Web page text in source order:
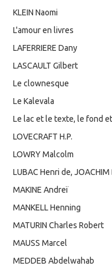
KLEIN Naomi
L'amour en livres
LAFERRIERE Dany
LASCAULT Gilbert
Le clownesque
Le Kalevala
Le lac et le texte, le fond
LOVECRAFT H.P.
LOWRY Malcolm
LUBAC Henri de, JOACHIM
MAKINE Andreï
MANKELL Henning
MATURIN Charles Robert
MAUSS Marcel
MEDDEB Abdelwahab